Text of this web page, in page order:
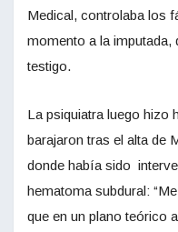
Medical, controlaba los
momento a la imputada,
testigo.
La psiquiatra luego hizo
barajaron tras el alta de
donde había sido
hematoma subdural:
que en un plano teórico